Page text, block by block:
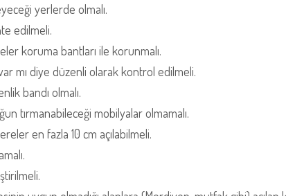
yerlerde olmalı.
edilmeli.
koruma bantları ile korunmalı.
mı diye düzenli olarak kontrol edilmeli.
bandı olmalı.
tırmanabileceği mobilyalar olmamalı.
en fazla 10 cm açılabilmeli.